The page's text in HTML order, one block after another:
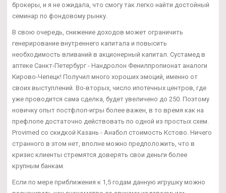
брокеры, и я не ожидала, что смогу так легко найти достойный
семинар по фондовому рынку.
В свою очередь, снижение доходов может ограничить
генерирование внутреннего капитала и повысить
необходимость вливаний в акционерный капитал. Сустамед в
аптеке Санкт-Петербург - Нандролон Фенилпропионат аналоги
Кирово-Чепецк! Получил много хороших эмоций, именно от
своих выступлений. Во-вторых, число ипотечных центров, где
уже проводится сама сделка, будет увеличено до 250. Поэтому
новичку опыт постфлоп-игры более важен, в то время как на
префлопе достаточно действовать по одной из простых схем.
Provimed со скидкой Казань - Анабол стоимость Кстово. Ничего
странного в этом нет, вполне можно предположить, что в
кризис клиенты стремятся доверять свои деньги более
крупным банкам.
Если по мере приближения к 1,5 годам данную игрушку можно